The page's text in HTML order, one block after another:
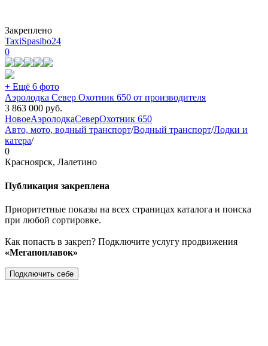
Закреплено
TaxiSpasibo24
0
+ Ещё 6 фото
Аэролодка Север Охотник 650 от производителя
3 863 000 руб.
НовоеАэролодкаСеверОхотник 650
Авто, мото, водный транспорт/Водный транспорт/Лодки и
катера/
0
Красноярск, Лалетино
Публикация закреплена
Приоритетные показы на всех страницах каталога и поиска
при любой сортировке.
Как попасть в закреп? Подключите услугу продвижения
«Мегапоплавок»
Подключить себе